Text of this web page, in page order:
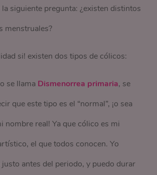
la siguiente pregunta: ¿existen distintos
menstruales?
si! existen dos tipos de cólicos:
se llama Dismenorrea primaria, se
que este tipo es el “normal”, ¡o sea
nombre real! Ya que cólico es mi
el que todos conocen. Yo
justo antes del periodo, y puedo durar